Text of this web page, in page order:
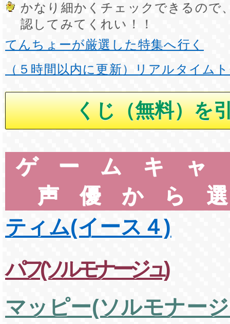
かなり細かくチェックできるので
認してみてくれい！！
てんちょーが厳選した特集へ行く
（５時間以内に更新）リアルタイム
ゲームキ
声優から
ティム(イース４)
パフ(ソルモナージュ)
マッピー(ソルモナー